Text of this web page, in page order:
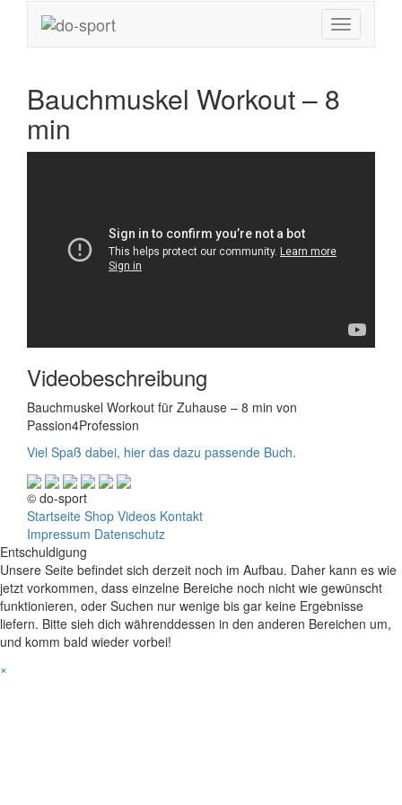
Bauchmuskel Workout – 8
min
Videobeschreibung
Bauchmuskel Workout für Zuhause – 8 min von
Passion4Profession
Viel Spaß dabei, hier das dazu passende Buch.
© do-sport
Startseite Shop Videos Kontakt
Impressum Datenschutz
Entschuldigung
Unsere Seite befindet sich derzeit noch im Aufbau. Daher kann es wie
jetzt vorkommen, dass einzelne Bereiche noch nicht wie gewünscht
funktionieren, oder Suchen nur wenige bis gar keine Ergebnisse
liefern. Bitte sieh dich währenddessen in den anderen Bereichen um,
und komm bald wieder vorbei!
×